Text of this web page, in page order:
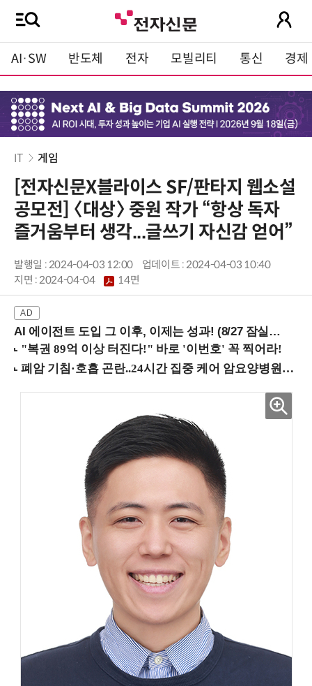
AI·SW 반도체 전자 모빌리티 통신 경제
IT 게임
[전자신문X블라이스 SF/판타지 웹소설
공모전] 〈대상〉 중원 작가 “항상 독자
즐거움부터 생각...글쓰기 자신감 얻어”
발행일 : 2024-04-03 12:00
업데이트 : 2024-04-03 10:40
지면 :2024-04-04 14면
AI 에이전트 도입 그 이후, 이제는 성과! (8/27 잠실역)